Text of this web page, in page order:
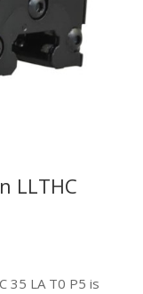
LLTHC
35 LA T0 P5 is